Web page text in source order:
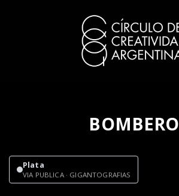
BOMBERO
Plata
VIA PUBLICA · GIGANTOGRAFIAS